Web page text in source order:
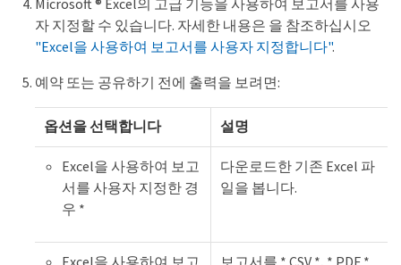
Microsoft ® Excel의 고급 기능을 사용하여 보고서를 사용
자 지정할 수 있습니다. 자세한 내용은 을 참조하십시오
"Excel을 사용하여 보고서를 사용자 지정합니다".
예약 또는 공유하기 전에 출력을 보려면:
옵션을 선택합니다 설명
Excel을 사용하여 보고
서를 사용자 지정한 경
우 *
다운로드한 기존 Excel 파
일을 봅니다.